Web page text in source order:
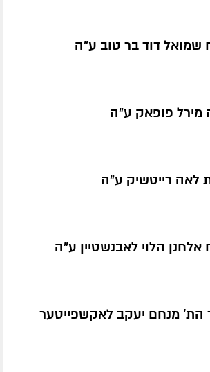
שמואל דוד בר טוב ע״ה
מירל פופאק ע״ה
לאה רייטשיק ע״ה
הלוי לאבנשטיין ע״ה
הת' מנחם יעקב לאקשפייטער